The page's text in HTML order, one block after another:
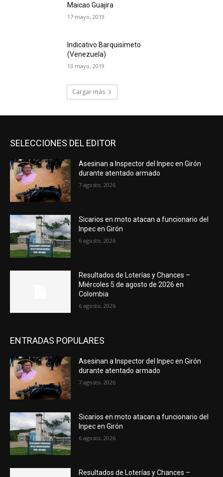
Maicao Guajira
17 mayo, 2019
Indicativo Barquisimeto
(Venezuela)
13 mayo, 2019
Cargar más
SELECCIONES DEL EDITOR
Asesinan a Inspector del Inpec en Girón
durante atentado armado
7 agosto, 2026
Sicarios en moto atacan a funcionario del
Inpec en Girón
6 agosto, 2026
Resultados de Loterías y Chances –
Miércoles 5 de agosto de 2026 en
Colombia
6 agosto, 2026
ENTRADAS POPULARES
Asesinan a Inspector del Inpec en Girón
durante atentado armado
7 agosto, 2026
Sicarios en moto atacan a funcionario del
Inpec en Girón
6 agosto, 2026
Resultados de Loterías y Chances –